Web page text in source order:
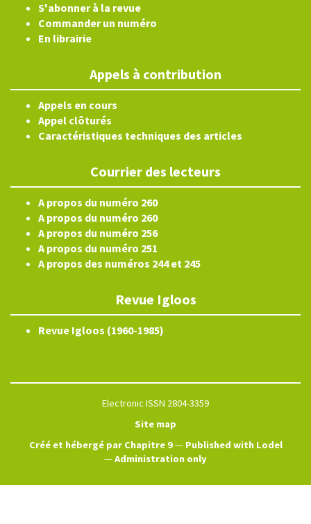
S'abonner à la revue
Commander un numéro
En librairie
Appels à contribution
Appels en cours
Appel clôturés
Caractéristiques techniques des articles
Courrier des lecteurs
A propos du numéro 260
A propos du numéro 260
A propos du numéro 256
A propos du numéro 251
A propos des numéros 244 et 245
Revue Igloos
Revue Igloos (1960-1985)
Electronic ISSN 2804-3359
Site map
Créé et hébergé par Chapitre 9— Published with Lodel
— Administration only